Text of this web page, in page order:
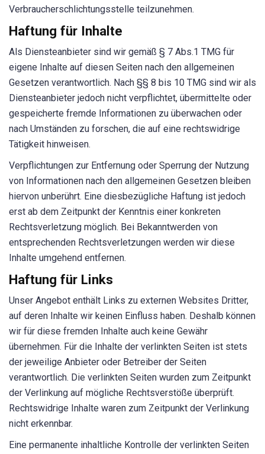
Verbraucherschlichtungsstelle teilzunehmen.
Haftung für Inhalte
Als Diensteanbieter sind wir gemäß § 7 Abs.1 TMG für
eigene Inhalte auf diesen Seiten nach den allgemeinen
Gesetzen verantwortlich. Nach §§ 8 bis 10 TMG sind wir als
Diensteanbieter jedoch nicht verpflichtet, übermittelte oder
gespeicherte fremde Informationen zu überwachen oder
nach Umständen zu forschen, die auf eine rechtswidrige
Tätigkeit hinweisen.
Verpflichtungen zur Entfernung oder Sperrung der Nutzung
von Informationen nach den allgemeinen Gesetzen bleiben
hiervon unberührt. Eine diesbezügliche Haftung ist jedoch
erst ab dem Zeitpunkt der Kenntnis einer konkreten
Rechtsverletzung möglich. Bei Bekanntwerden von
entsprechenden Rechtsverletzungen werden wir diese
Inhalte umgehend entfernen.
Haftung für Links
Unser Angebot enthält Links zu externen Websites Dritter,
auf deren Inhalte wir keinen Einfluss haben. Deshalb können
wir für diese fremden Inhalte auch keine Gewähr
übernehmen. Für die Inhalte der verlinkten Seiten ist stets
der jeweilige Anbieter oder Betreiber der Seiten
verantwortlich. Die verlinkten Seiten wurden zum Zeitpunkt
der Verlinkung auf mögliche Rechtsverstöße überprüft.
Rechtswidrige Inhalte waren zum Zeitpunkt der Verlinkung
nicht erkennbar.
Eine permanente inhaltliche Kontrolle der verlinkten Seiten